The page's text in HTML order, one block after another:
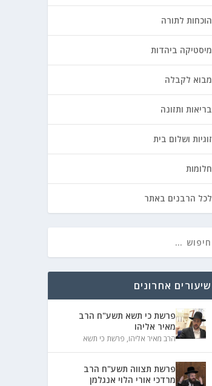
הוכחות לתורה
מיסטיקה ביהדות
מבוא לקבלה
בריאות ותזונה
זוגיות ושלום בית
חלומות
לכל הרבנים באתר
שיעורים אחרונים
פרשת כי תשא תשע"ח הרב
מאיר אליהו
הרב מאיר אליהו, פרשת כי תשא
פרשת תצווה תשע"ח הרב
מרדכי אורי הלוי אנגלמן